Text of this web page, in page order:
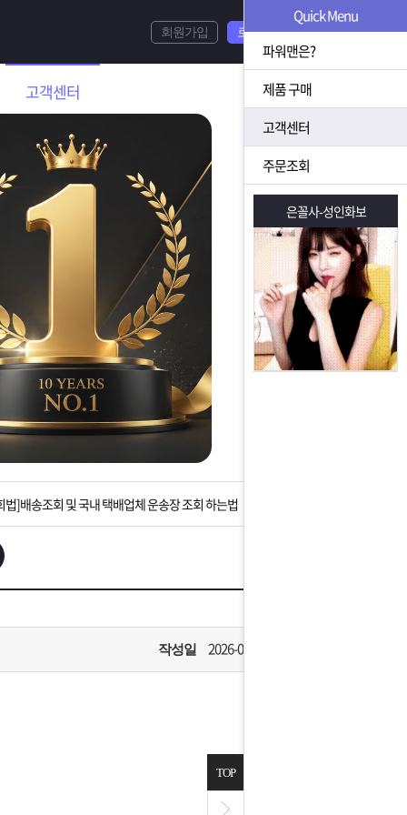
고객센터
회원가입 로그인
상황을 대비해 꼭 입금후 고객센터 연락바랍니다.
연휴 배송 및 휴무 안내
]배송조회 및 국내 택배업체 운송장 조회 하는법
고객 앱설치 가능합니다.
안내] 집 밖에 주소로 택배 받기
작성일 2026-07-09
Quick Menu
파워맨은?
제품 구매
고객센터
주문조회
은꼴사-성인화보 은꼴사-성인화보
TOP